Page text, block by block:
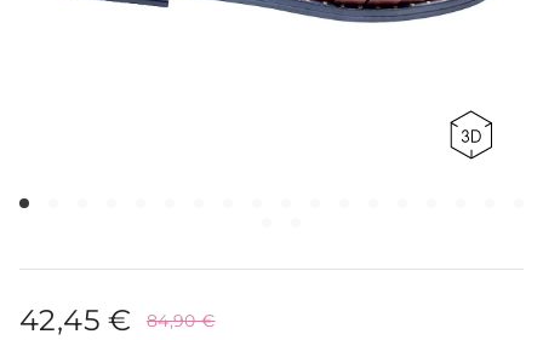
42,45 € 84,90 €